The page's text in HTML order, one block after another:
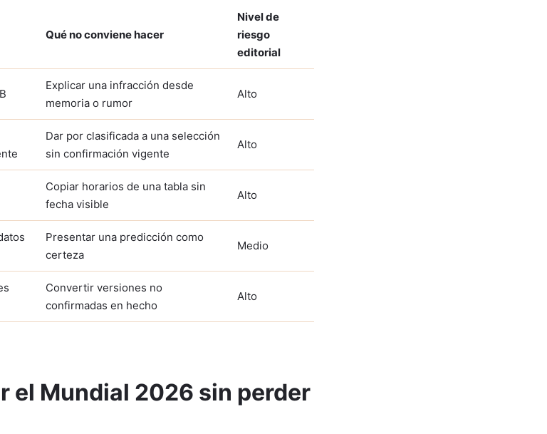
Qué no conviene hacer
Nivel de
riesgo
editorial
Explicar una infracción desde
memoria o rumor
Alto
Dar por clasificada a una selección
sin confirmación vigente
Alto
Copiar horarios de una tabla sin
fecha visible
Alto
Presentar una predicción como
certeza
Medio
Convertir versiones no
confirmadas en hecho
Alto
el Mundial 2026 sin perder